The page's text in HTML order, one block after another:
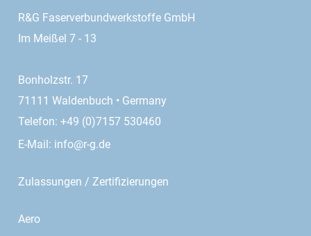
R&G Faserverbundwerkstoffe GmbH
Im Meißel 7 - 13
Bonholzstr. 17
71111 Waldenbuch • Germany
Telefon: +49 (0)7157 530460
E-Mail: info@r-g.de
Zulassungen / Zertifizierungen
Aero